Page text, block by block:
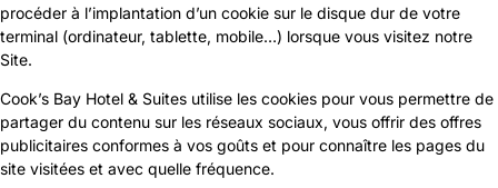
procéder à l’implantation d’un cookie sur le disque dur de votre
terminal (ordinateur, tablette, mobile…) lorsque vous visitez notre
Site.
Cook’s Bay Hotel & Suites utilise les cookies pour vous permettre de
partager du contenu sur les réseaux sociaux, vous offrir des offres
publicitaires conformes à vos goûts et pour connaître les pages du
site visitées et avec quelle fréquence.